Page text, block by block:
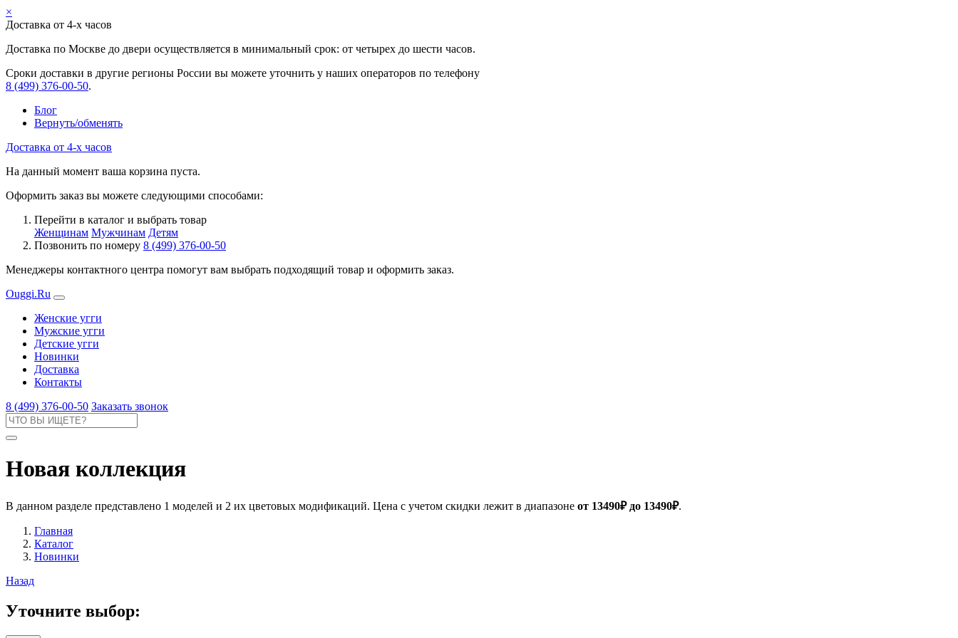
×
Доставка от 4-х часов
Доставка по Москве до двери осуществляется в минимальный срок: от четырех до шести часов.
Сроки доставки в другие регионы России вы можете уточнить у наших операторов по телефону
8 (499) 376-00-50.
Блог
Вернуть/обменять
Доставка от 4-х часов
На данный момент ваша корзина пуста.
Оформить заказ вы можете следующими способами:
Перейти в каталог и выбрать товар
Женщинам Мужчинам Детям
Позвонить по номеру 8 (499) 376-00-50
Менеджеры контактного центра помогут вам выбрать подходящий товар и оформить заказ.
Ouggi.Ru
Женские угги
Мужские угги
Детские угги
Новинки
Доставка
Контакты
8 (499) 376-00-50 Заказать звонок
Новая коллекция
В данном разделе представлено 1 моделей и 2 их цветовых модификаций. Цена с учетом скидки лежит в диапазоне от 13490₽ до 13490₽.
Главная
Каталог
Новинки
Назад
Уточните выбор: